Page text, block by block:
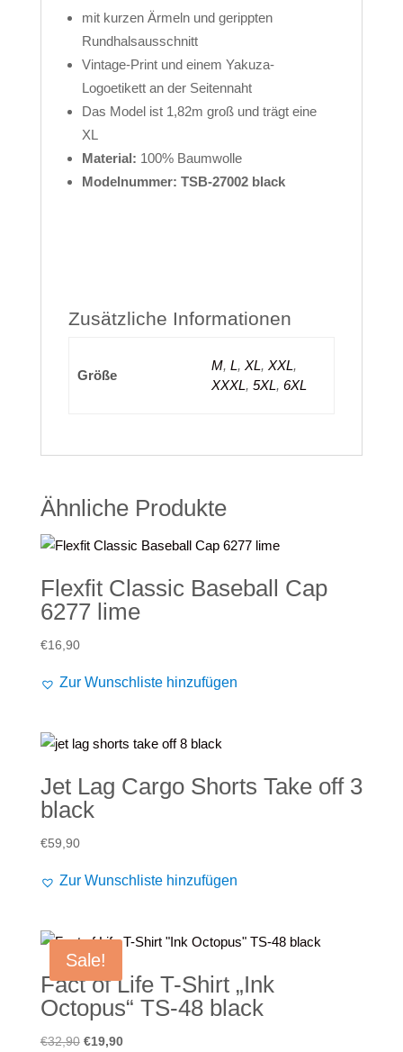
mit kurzen Ärmeln und gerippten
Rundhalsausschnitt
Vintage-Print und einem Yakuza-
Logoetikett an der Seitennaht
Das Model ist 1,82m groß und trägt eine
XL
Material: 100% Baumwolle
Modelnummer: TSB-27002 black
Zusätzliche Informationen
Größe
M, L, XL, XXL,
XXXL, 5XL, 6XL
Ähnliche Produkte
Flexfit Classic Baseball Cap
6277 lime
€16,90
Zur Wunschliste hinzufügen
Jet Lag Cargo Shorts Take off 3
black
€59,90
Zur Wunschliste hinzufügen
Sale!
Fact of Life T-Shirt „Ink
Octopus“ TS-48 black
€32,90 Ursprünglicher
€19,90Aktueller